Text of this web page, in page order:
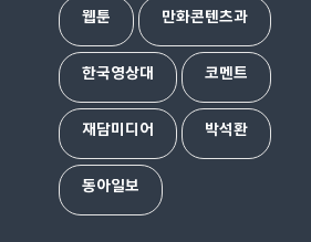
웹툰 만화콘텐츠과
한국영상대 코멘트
재담미디어 박석환
동아일보